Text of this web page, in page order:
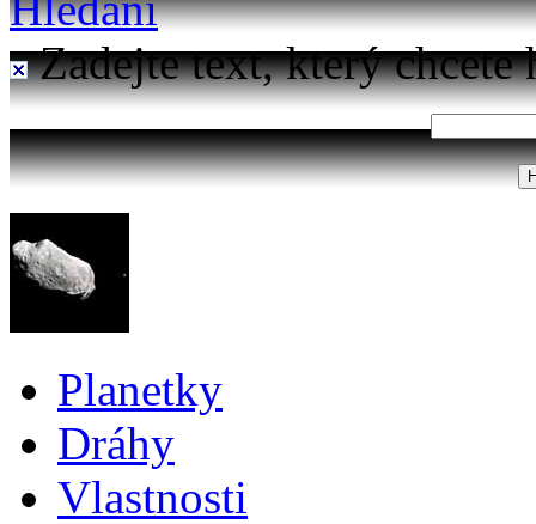
Zadejte text, který chcete
Planetky
Dráhy
Vlastnosti